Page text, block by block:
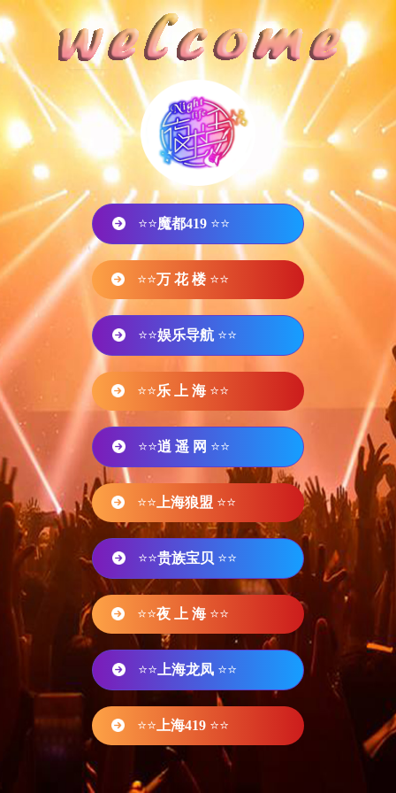
⭐⭐魔都419 ⭐⭐
⭐⭐万 花 楼 ⭐⭐
⭐⭐娱乐导航 ⭐⭐
⭐⭐乐 上 海 ⭐⭐
⭐⭐逍 遥 网 ⭐⭐
⭐⭐ 上海狼盟 ⭐⭐
⭐⭐贵族宝贝 ⭐⭐
⭐⭐夜 上 海 ⭐⭐
⭐⭐ 上海龙凤 ⭐⭐
⭐⭐ 上海419 ⭐⭐